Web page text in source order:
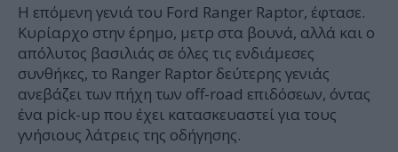
Η επόμενη γενιά του Ford Ranger Raptor, έφτασε.
Κυρίαρχο στην έρημο, μετρ στα βουνά, αλλά και ο
απόλυτος βασιλιάς σε όλες τις ενδιάμεσες
συνθήκες, το Ranger Raptor δεύτερης γενιάς
ανεβάζει των πήχη των off-road επιδόσεων, όντας
ένα pick-up που έχει κατασκευαστεί για τους
γνήσιους λάτρεις της οδήγησης.